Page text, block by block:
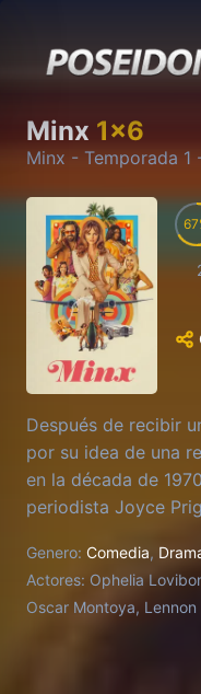
Minx 1x6
Minx - Temporada 1
67
Después de recibir
por su idea de una
en la década de
periodista Joyce
al editor de bajo
Johnson), cuyo
convertir su visión
mujeres. Después
Genero: Comedia,
Actores: Ophelia
Oscar Montoya,